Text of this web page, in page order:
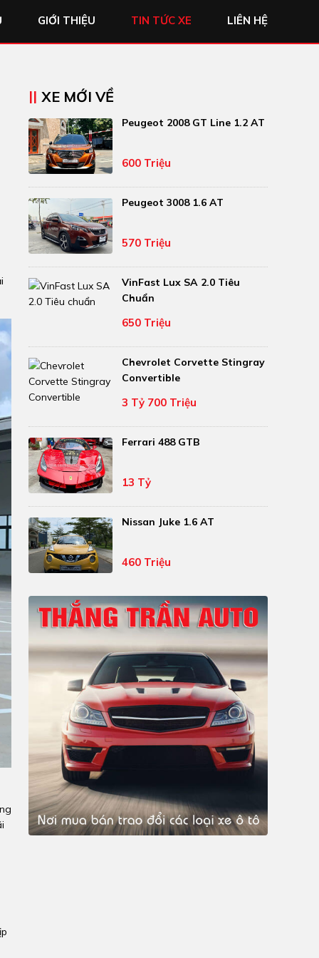
GIỚI THIỆU TIN TỨC XE LIÊN HỆ
XE MỚI VỀ
Peugeot 2008 GT Line 1.2 AT
600 Triệu
Peugeot 3008 1.6 AT
570 Triệu
VinFast Lux SA 2.0 Tiêu
Chuẩn
650 Triệu
Chevrolet Corvette Stingray
Convertible
3 Tỷ 700 Triệu
Ferrari 488 GTB
13 Tỷ
Nissan Juke 1.6 AT
460 Triệu